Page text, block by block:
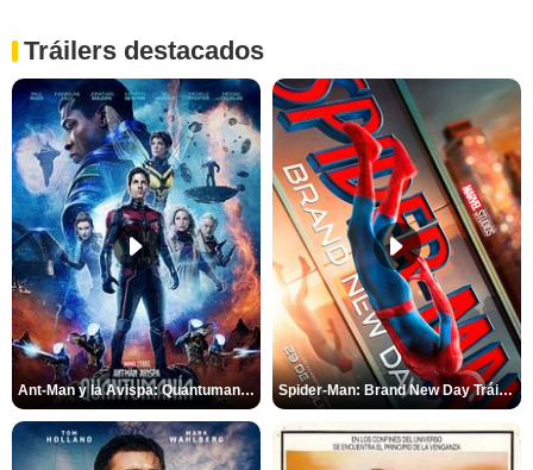
Tráilers destacados
Ant-Man y la Avispa: Quantumanía Tráiler (2) Spider-Man: Brand New Day Tráiler (3)